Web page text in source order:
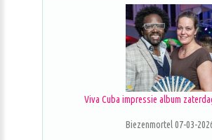
Viva Cuba impressie album
Biezenmortel 07-03-